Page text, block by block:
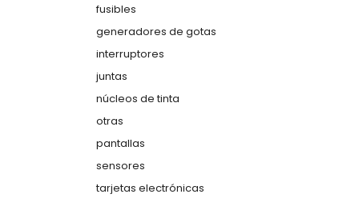
fusibles
generadores de gotas
interruptores
juntas
núcleos de tinta
otras
pantallas
sensores
tarjetas electrónicas